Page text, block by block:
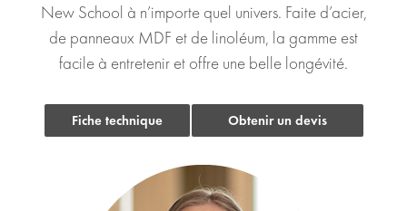
New School à n’importe quel univers. Faite d’acier,
de panneaux MDF et de linoléum, la gamme est
facile à entretenir et offre une belle longévité.
Fiche technique Obtenir un devis